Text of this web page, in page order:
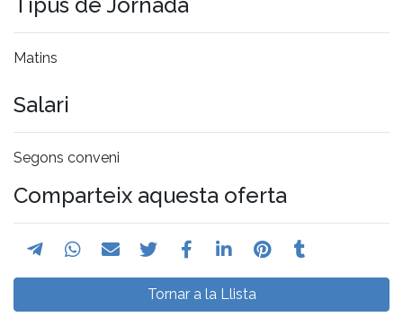
Matins
Salari
Segons conveni
Comparteix aquesta oferta
Tornar a la Llista